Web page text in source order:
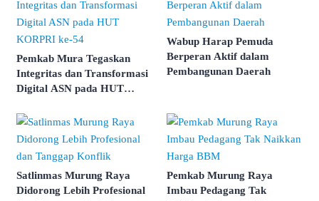
Pemkab Mura Tegaskan
Integritas dan Transformasi
Digital ASN pada HUT
Wabup Harap Pemuda
Berperan Aktif dalam
Pembangunan Daerah
Satlinmas Murung Raya
Didorong Lebih Profesional
Pemkab Murung Raya
Imbau Pedagang Tak